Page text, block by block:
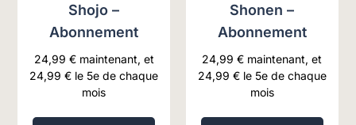
Shojo –
Abonnement
24,99 € maintenant, et
24,99€ le 5e de chaque
mois
Shonen –
Abonnement
24,99€ maintenant, et
24,99 € le 5e de chaque
mois